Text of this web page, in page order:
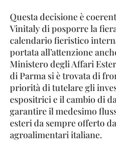
Questa decisione è
Vinitaly di posporre la
calendario fieristico
portata all’attenzione
Ministero degli Affari
di Parma si è trovata di
priorità di tutelare gli
espositrici e il cambio di
garantire il medesimo
esteri da sempre offerto
agroalimentari italiane.